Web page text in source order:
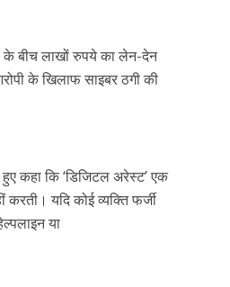
बीच लाखों रुपये का लेन-देन
के खिलाफ साइबर ठगी की
कहा कि ‘डिजिटल अरेस्ट’ एक
यदि कोई व्यक्ति फर्जी
या